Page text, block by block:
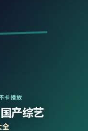
卡播放
国产综艺
全